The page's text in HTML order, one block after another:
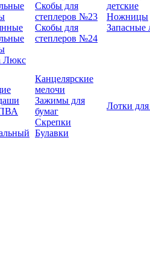
Люкс
Скобы для
степлеров №23
Скобы для
степлеров №24
детские
Ножницы
Запасные
Канцелярские
мелочи
Зажимы для
бумаг
Скрепки
Булавки
Лотки